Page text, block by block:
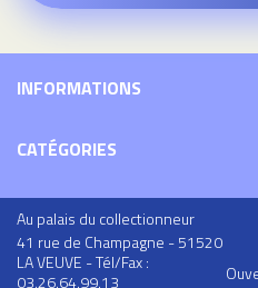
INFORMATIONS
CATÉGORIES
Au palais du collectionneur
41 rue de Champagne - 51520
LA VEUVE - Tél/Fax :
03.26.64.99.13